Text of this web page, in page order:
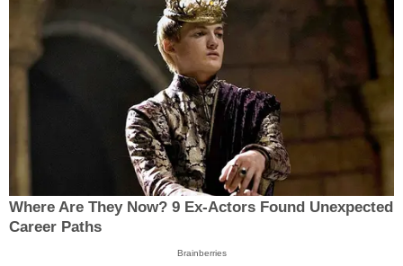
Where Are They Now? 9 Ex-Actors Found Unexpected
Career Paths
Brainberries